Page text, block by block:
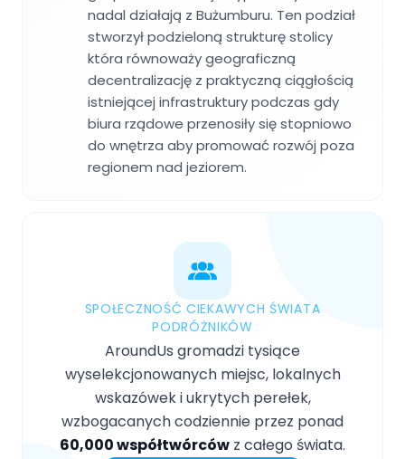
nadal działają z Bużumburu. Ten podział
stworzył podzieloną strukturę stolicy
która równoważy geograficzną
decentralizację z praktyczną ciągłością
istniejącej infrastruktury podczas gdy
biura rządowe przenosiły się stopniowo
do wnętrza aby promować rozwój poza
regionem nad jeziorem.
SPOŁECZNOŚĆ CIEKAWYCH ŚWIATA
PODRÓŻNIKÓW
AroundUs gromadzi tysiące
wyselekcjonowanych miejsc, lokalnych
wskazówek i ukrytych perełek,
wzbogacanych codziennie przez ponad
60,000 współtwórców z całego świata.